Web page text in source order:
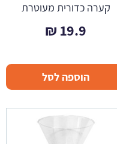
קערה כדורית מעוטרת
19.9
₪
הוספה לסל